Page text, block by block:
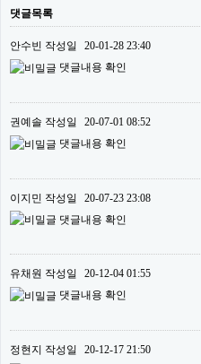
댓글목록
안수빈 작성일
20-01-28 23:40
댓글내용 확인
권예솔 작성일
20-07-01 08:52
댓글내용 확인
이지민 작성일
20-07-23 23:08
댓글내용 확인
유채원 작성일
20-12-04 01:55
댓글내용 확인
정현지 작성일
20-12-17 21:50